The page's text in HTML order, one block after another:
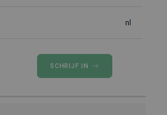
nl
SCHRIJF IN